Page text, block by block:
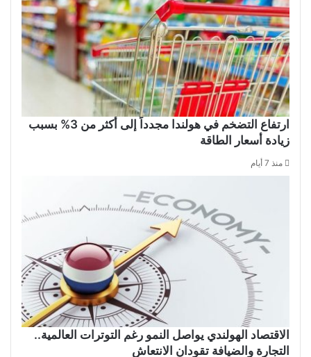
ارتفاع التضخم في هولندا مجدداً إلى أكثر من 3% بسبب
زيادة أسعار الطاقة
منذ 7 أيام
الاقتصاد الهولندي يواصل النمو رغم التوترات العالمية..
التجارة والضيافة تقودان الانتعاش